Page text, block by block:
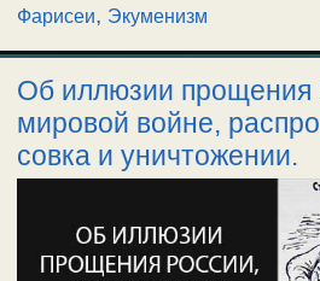
Фарисеи, Экуменизм
Об иллюзии прощения
мировой войне,
совка и уничтожении.